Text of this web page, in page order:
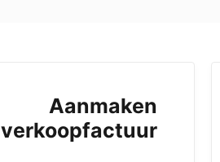
Aanmaken
verkoopfactuur